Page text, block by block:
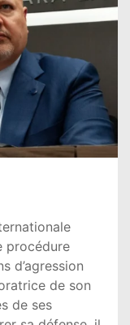
procédure
d’agression
de son
de ses